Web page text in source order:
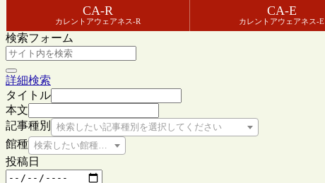
CA-R
カレントアウェアネス-R
CA-E
カレントアウェアネス-E
検索フォーム
詳細検索
タイトル
本文
記事種別
検索したい記事種別を選択してください
館種 検索したい館種を選択してください
投稿日